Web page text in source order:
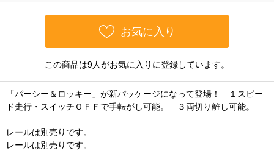
お気に入り
この商品は9人がお気に入りに登録しています。
「パーシー＆ロッキー」が新パッケージになって登場！ １スピー
ド走行・スイッチＯＦＦで手転がし可能。 ３両切り離し可能。
レールは別売りです。
レールは別売りです。